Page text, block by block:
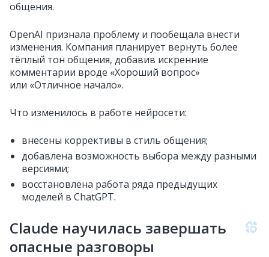
общения.
OpenAI признала проблему и пообещала внести
изменения. Компания планирует вернуть более
тёплый тон общения, добавив искренние
комментарии вроде «Хороший вопрос»
или «Отличное начало».
Что изменилось в работе нейросети:
внесены коррективы в стиль общения;
добавлена возможность выбора между разными
версиями;
восстановлена работа ряда предыдущих
моделей в ChatGPT.
Claude научилась завершать
опасные разговоры